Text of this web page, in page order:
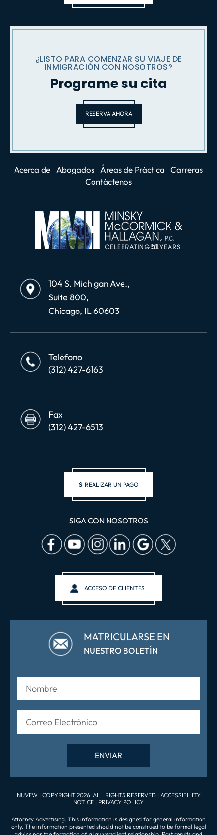
¿LISTO PARA COMENZAR SU VIAJE DE
INMIGRACIÓN CON NOSOTROS?
Programe su cita
RESERVA AHORA
Acerca de Abogados Áreas de Práctica
Carreras
Contáctenos
104 S. Michigan Ave.,
Suite 800,
Chicago, IL 60603
Teléfono
(312) 427-6163
Fax
(312) 427-6513
$ REALIZAR UN PAGO
SIGA CON NOSOTROS
ACCESO DE CLIENTES
MATRICULARSE EN
NUESTRO BOLETÍN
NUVEW | COPYRIGHT 2026. ALL RIGHTS RESERVED | ACCESSIBILITY
NOTICE | PRIVACY POLICY
Attorney Advertising. This information is designed for general information
only. The information presented should not be construed to be formal legal